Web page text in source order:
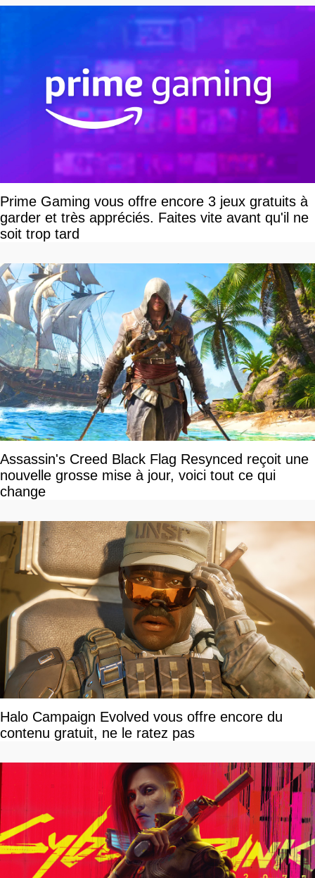
Prime Gaming vous offre encore 3 jeux gratuits à
garder et très appréciés. Faites vite avant qu'il ne
soit trop tard
Assassin's Creed Black Flag Resynced reçoit une
nouvelle grosse mise à jour, voici tout ce qui
change
Halo Campaign Evolved vous offre encore du
contenu gratuit, ne le ratez pas